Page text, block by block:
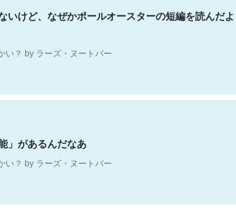
？ by ラーズ・ヌートバー
」があるんだなあ
？ by ラーズ・ヌートバー